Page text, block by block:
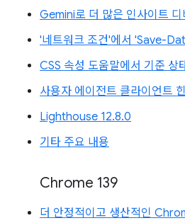
Gemini로 더 많은 인사이트 디
'네트워크 조건'에서 'Save-
CSS 속성 도움말에서 기준 상
사용자 에이전트 클라이언트
Lighthouse 12.8.0
기타 주요 내용
Chrome 139
더 안정적이고 생산적인